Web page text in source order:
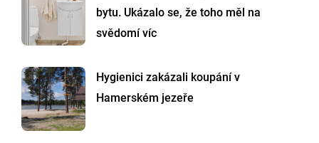
bytu. Ukázalo se, že toho měl na
svědomí víc
Hygienici zakázali koupání v
Hamerském jezeře